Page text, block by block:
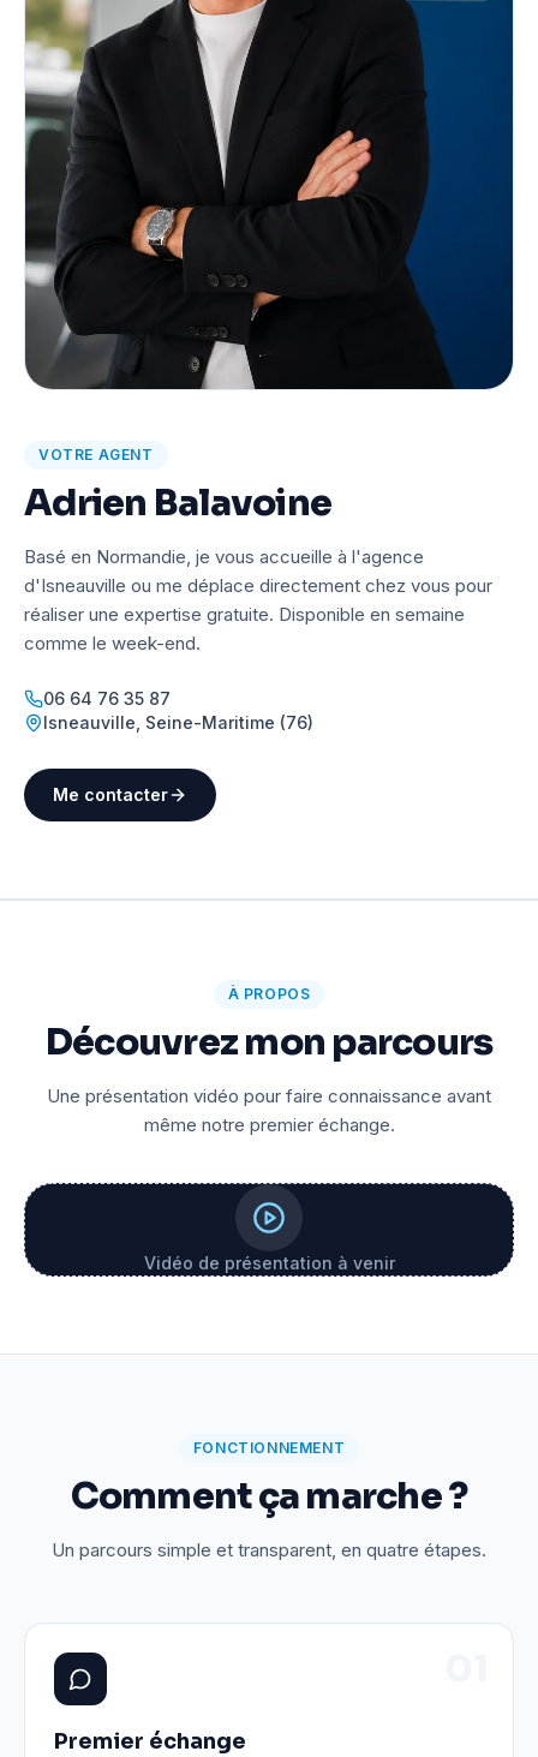
VOTRE AGENT
Adrien Balavoine
Basé en Normandie, je vous accueille à l'agence
d'Isneauville ou me déplace directement chez vous pour
réaliser une expertise gratuite. Disponible en semaine
comme le week-end.
06 64 76 35 87
Isneauville Seine-Maritime (76)
Me contacter
À PROPOS
Découvrez mon parcours
Une présentation vidéo pour faire connaissance avant
même notre premier échange.
Vidéo de présentation à venir
FONCTIONNEMENT
Comment ça marche ?
Un parcours simple et transparent, en quatre étapes.
Premier échange